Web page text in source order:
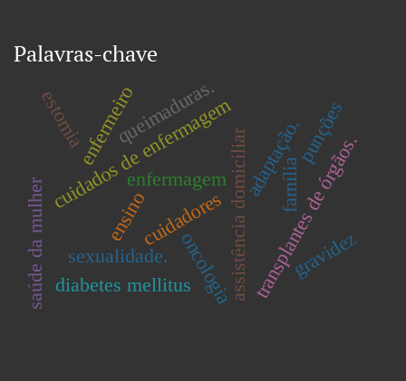
Palavras-chave
assistência domiciliar
cuidadores
oncologia
cuidados de enfermagemadaptação.
família
enfermagem transplantes de órgãos.
saúde da mulher gravidez
sexualidade.
enfermeiro punções
diabetes mellitus
queimaduras.
estomia
ensino